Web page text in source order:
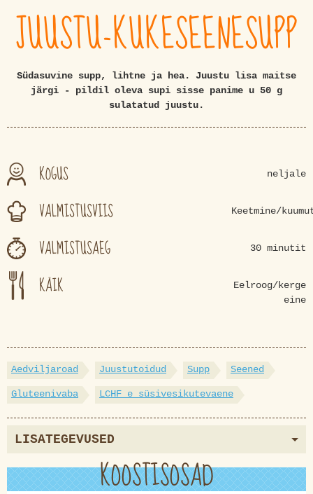
JUUSTU-KUKESEENESUPP
Südasuvine supp, lihtne ja hea. Juustu lisa maitse
järgi - pildil oleva supi sisse panime u 50 g
sulatatud juustu.
KOGUS neljale
VALMISTUSVIIS Keetmine/
VALMISTUSAEG 30 minutit
KÄIK
Eelroog/kerge
eine
Aedviljaroad Juustutoidud Supp Seened
Gluteenivaba LCHF e süsivesikutevaene
LISATEGEVUSED
KOOSTISOSAD